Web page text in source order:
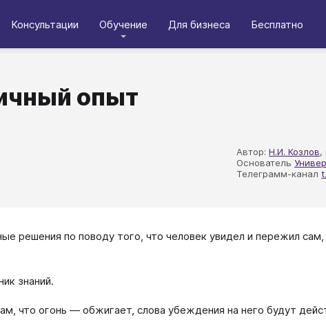
Консультации Обучение Для бизнеса Бесплатно
опыт
Автор: Н.И. Козлов,
Основатель
Телеграмм-канал
решения по поводу того, что человек увидел и пережил
знаний.
что огонь — обжигает, слова убеждения на него будут